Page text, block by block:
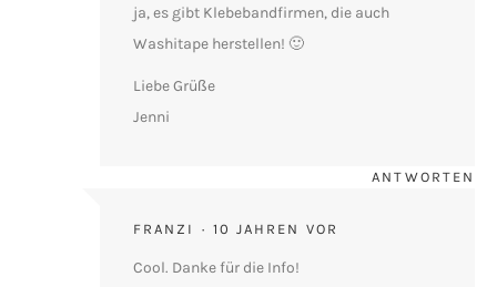
ja, es gibt Klebebandfirmen, die auch
Washitape herstellen! 🙂
Liebe Grüße
Jenni
FRANZI 10 JAHREN VOR
ANTWORTEN
Cool. Danke für die Info!